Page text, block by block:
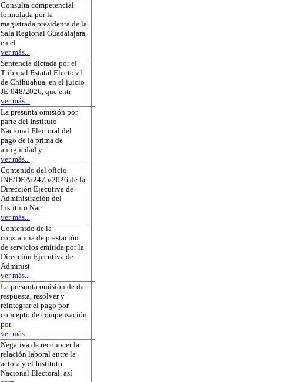
Consulta competencial
formulada por la
magistrada presidenta de la
Sala Regional Guadalajara,
en el
ver más...
Sentencia dictada por el
Tribunal Estatal Electoral
de Chihuahua, en el juicio
JE-048/2026, que entr
ver más...
La presunta omisión por
parte del Instituto
Nacional Electoral del
pago de la prima de
antigüedad y
ver más...
Contenido del oficio
INE/DEA/2475/2026 de la
Dirección Ejecutiva de
Administración del
Instituto Nac
ver más...
Contenido de la
constancia de prestación
de servicios emitida por la
Dirección Ejecutiva de
Administ
ver más...
La presunta omisión de dar
respuesta, resolver y
reintegrar el pago por
concepto de compensación
por
ver más...
Negativa de reconocer la
relación laboral entre la
actora y el Instituto
Nacional Electoral, así